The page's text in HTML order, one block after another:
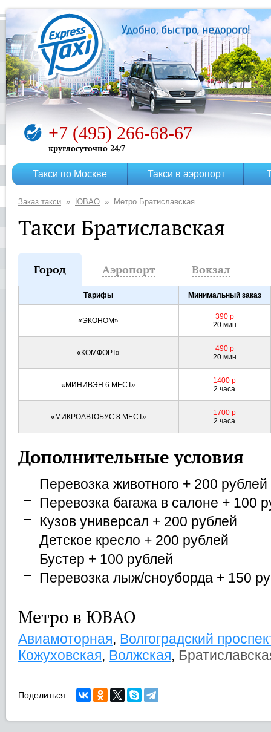
+7 (495) 266-68-67
круглосуточно 24/7
Такси по Москве Такси в аэропорт
Заказ такси ЮВАО Метро Братиславская
Такси Братиславская
Город Аэропорт Вокзал
Тарифы Минимальный заказ
«ЭКОНОМ»
390 р
20 мин
«КОМФОРТ»
490 р
20 мин
«МИНИВЭН 6 МЕСТ»
1400 р
2 часа
«МИКРОАВТОБУС 8 МЕСТ»
1700 р
2 часа
Дополнительные условия
Перевозка животного + 200 рублей
Перевозка багажа в салоне + 100
Кузов универсал + 200 рублей
Детское кресло + 200 рублей
Бустер + 100 рублей
Перевозка лыж/сноуборда + 150
Метро в ЮВАО
Авиамоторная, Волгоградский
Кожуховская, Волжская,
Поделиться: